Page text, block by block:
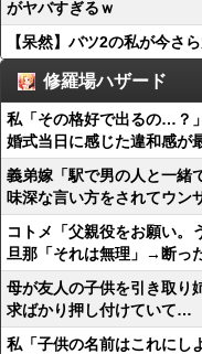
がヤバすぎるｗ
【呆然】バツ2の私が今さ
修羅場ハザード
私「その格好で出るの…？
婚式当日に感じた違和感が
義弟嫁「駅で男の人と一緒
味深な言い方をされてウン
コトメ「父親役をお願い。
旦那「それは無理」→断っ
母が友人の子供を引き取り
求ばかり押し付けていて…
私「子供の名前はこれにし